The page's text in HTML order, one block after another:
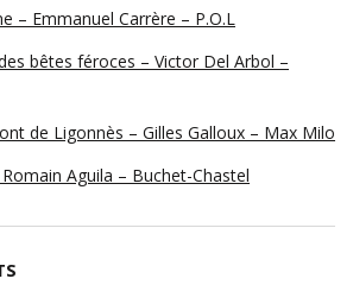
– Emmanuel Carrère – P.O.L
bêtes féroces – Victor Del Arbol –
de Ligonnès – Gilles Galloux – Max Milo
Aguila – Buchet-Chastel